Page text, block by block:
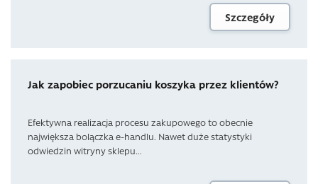
Szczegóły
Jak zapobiec porzucaniu koszyka przez klientów?
Efektywna realizacja procesu zakupowego to obecnie
największa bolączka e-handlu. Nawet duże statystyki
odwiedzin witryny sklepu...